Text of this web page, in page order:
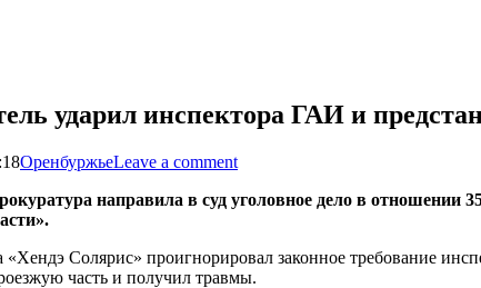
ударил инспектора ГАИ и
ОренбуржьеLeave a comment
направила в суд уголовное дело в отношении
Солярис» проигнорировал законное требование
часть и получил травмы.